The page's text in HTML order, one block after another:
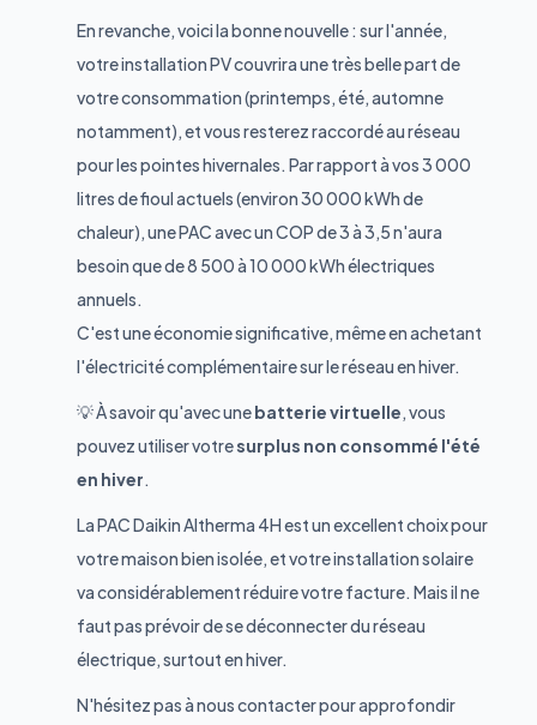
En revanche, voici la bonne nouvelle : sur l'année,
votre installation PV couvrira une très belle part de
votre consommation (printemps, été, automne
notamment), et vous resterez raccordé au réseau
pour les pointes hivernales. Par rapport à vos 3 000
litres de fioul actuels (environ 30 000 kWh de
chaleur), une PAC avec un COP de 3 à 3,5 n'aura
besoin que de 8 500 à 10 000 kWh électriques
annuels.
C'est une économie significative, même en achetant
l'électricité complémentaire sur le réseau en hiver.
💡 À savoir qu'avec unebatterie virtuelle, vous
pouvez utiliser votresurplus non consommé l'été
en hiver.
La PAC Daikin Altherma 4H est un excellent choix pour
votre maison bien isolée, et votre installation solaire
va considérablement réduire votre facture. Mais il ne
faut pas prévoir de se déconnecter du réseau
électrique, surtout en hiver.
N'hésitez pas à nous contacter pour approfondir